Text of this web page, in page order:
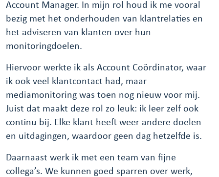
Account Manager. In mijn rol houd ik me vooral
bezig met het onderhouden van klantrelaties en
het adviseren van klanten over hun
monitoringdoelen.
Hiervoor werkte ik als Account Coördinator, waar
ik ook veel klantcontact had, maar
mediamonitoring was toen nog nieuw voor mij.
Juist dat maakt deze rol zo leuk: ik leer zelf ook
continu bij. Elke klant heeft weer andere doelen
en uitdagingen, waardoor geen dag hetzelfde is.
Daarnaast werk ik met een team van fijne
collega’s. We kunnen goed sparren over werk,